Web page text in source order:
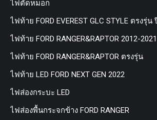
ไฟตัดหมอก
ไฟท้าย FORD EVEREST GLC STYLE ตรงรุ่น
ไฟท้าย FORD RANGER&RAPTOR 2012-
ไฟท้าย FORD RANGER&RAPTOR ตรงรุ่น
ไฟท้าย LED FORD NEXT GEN 2022
ไฟส่องกระบะ LED
ไฟส่องพื้นกระจกข้าง FORD RANGER